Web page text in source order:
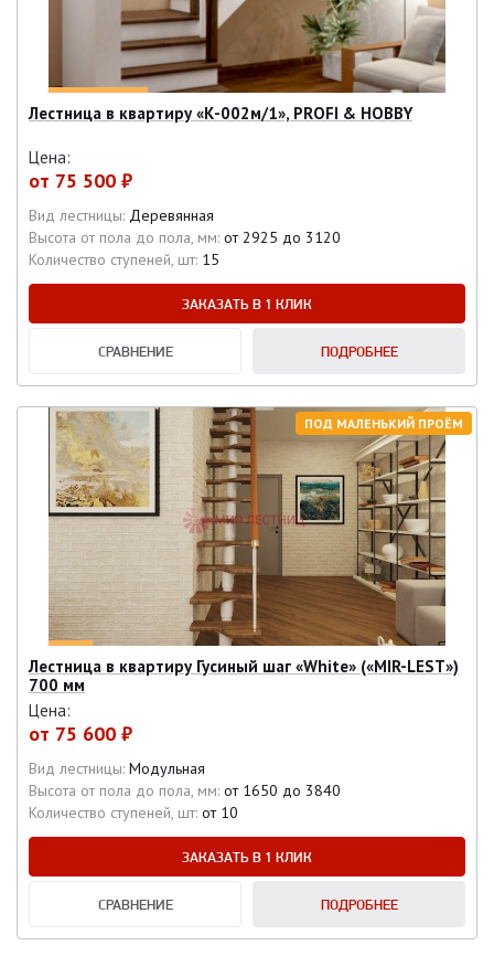
Лестница в квартиру «К-002м/1», PROFI & HOBBY
Цена:
от 75 500 ₽
Вид лестницы: Деревянная
Высота от пола до пола, мм: от 2925 до 3120
Количество ступеней, шт: 15
ЗАКАЗАТЬ В 1 КЛИК
СРАВНЕНИЕ ПОДРОБНЕЕ
ПОД МАЛЕНЬКИЙ ПРОЁМ
Лестница в квартиру Гусиный шаг «White» («MIR-LEST»)
700 мм
Цена:
от 75 600 ₽
Вид лестницы: Модульная
Высота от пола до пола, мм: от 1650 до 3840
Количество ступеней, шт: от 10
ЗАКАЗАТЬ В 1 КЛИК
СРАВНЕНИЕ ПОДРОБНЕЕ